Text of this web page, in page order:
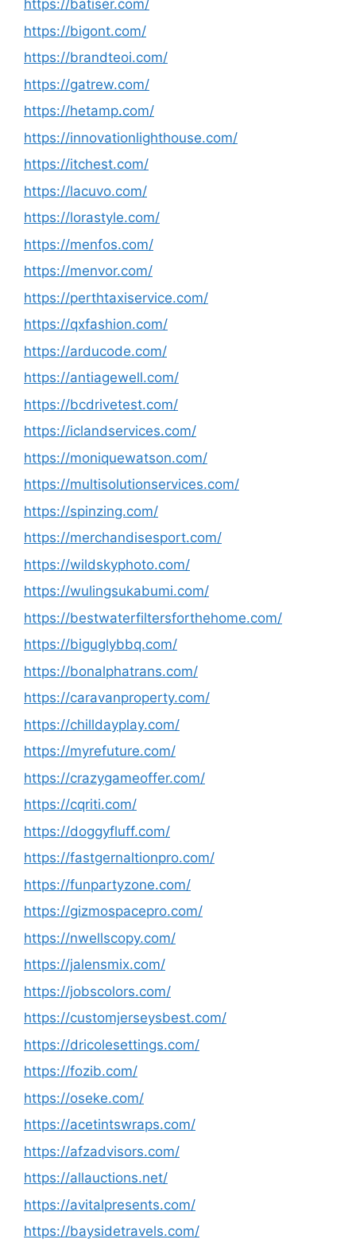
https://batiser.com/
https://bigont.com/
https://brandteoi.com/
https://gatrew.com/
https://hetamp.com/
https://innovationlighthouse.com/
https://itchest.com/
https://lacuvo.com/
https://lorastyle.com/
https://menfos.com/
https://menvor.com/
https://perthtaxiservice.com/
https://qxfashion.com/
https://arducode.com/
https://antiagewell.com/
https://bcdrivetest.com/
https://iclandservices.com/
https://moniquewatson.com/
https://multisolutionservices.com/
https://spinzing.com/
https://merchandisesport.com/
https://wildskyphoto.com/
https://wulingsukabumi.com/
https://bestwaterfiltersforthehome.com/
https://biguglybbq.com/
https://bonalphatrans.com/
https://caravanproperty.com/
https://chilldayplay.com/
https://myrefuture.com/
https://crazygameoffer.com/
https://cqriti.com/
https://doggyfluff.com/
https://fastgernaltionpro.com/
https://funpartyzone.com/
https://gizmospacepro.com/
https://nwellscopy.com/
https://jalensmix.com/
https://jobscolors.com/
https://customjerseysbest.com/
https://dricolesettings.com/
https://fozib.com/
https://oseke.com/
https://acetintswraps.com/
https://afzadvisors.com/
https://allauctions.net/
https://avitalpresents.com/
https://baysidetravels.com/